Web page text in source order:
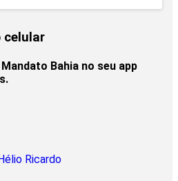
celular
Bahia no seu app